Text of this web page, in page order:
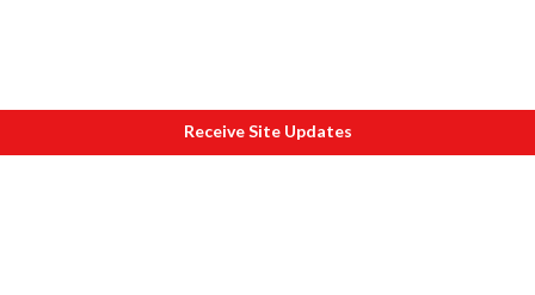
Receive Site Updates